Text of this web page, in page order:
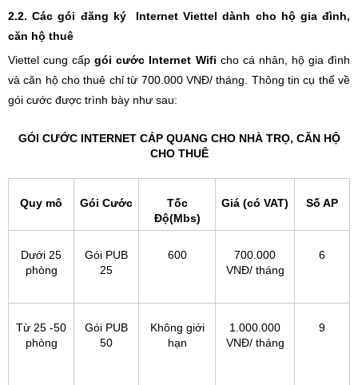
2.2. Các gói đăng ký Internet Viettel dành cho hộ gia đình,
căn hộ thuê
Viettel cung cấpgói cước Internet Wifi cho cá nhân, hộ gia đình
và căn hộ cho thuê chỉ từ 700.000 VNĐ/ tháng. Thông tin cụ thể về
gói cước được trình bày như sau:
GÓI CƯỚC INTERNET CÁP QUANG CHO NHÀ TRỌ, CĂN HỘ
CHO THUÊ
Quy mô Gói Cước
Tốc
Độ(Mbs)
Giá (có VAT) Số AP
Dưới 25
phòng
Gói PUB
25
600
700.000
VNĐ/ tháng
6
Từ 25 -50
phòng
Gói PUB
50
Không giới
hạn
1.000.000
VNĐ/ tháng
9